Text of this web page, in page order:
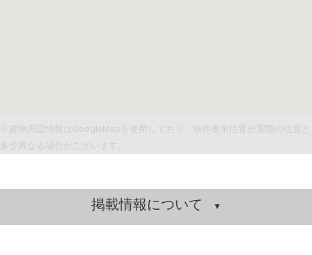
※建物周辺情報はGoogleMapを使用しており、物件表示位置が実際の位置と
多少異なる場合がございます。
掲載情報について